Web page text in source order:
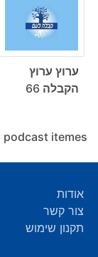
ערוץ ערוץ
הקבלה 66
podcast itemes
אודות
צור קשר
תקנון שימוש